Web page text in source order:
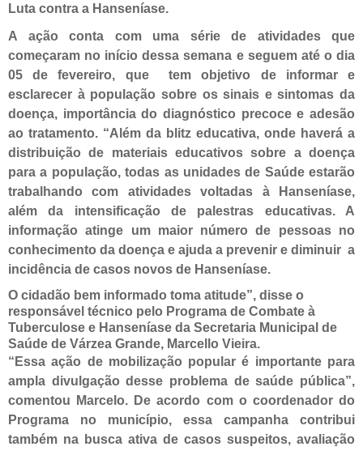
Luta contra a Hanseníase.
A ação conta com uma série de atividades que
começaram no início dessa semana e seguem até o dia
05 de fevereiro, que tem objetivo de informar e
esclarecer à população sobre os sinais e sintomas da
doença, importância do diagnóstico precoce e adesão
ao tratamento. “Além da blitz educativa, onde haverá a
distribuição de materiais educativos sobre a doença
para a população, todas as unidades de Saúde estarão
trabalhando com atividades voltadas à Hanseníase,
além da intensificação de palestras educativas. A
informação atinge um maior número de pessoas no
conhecimento da doença e ajuda a prevenir e diminuir a
incidência de casos novos de Hanseníase.
O cidadão bem informado toma atitude”, disse o
responsável técnico pelo Programa de Combate à
Tuberculose e Hanseníase da Secretaria Municipal de
Saúde de Várzea Grande, Marcello Vieira.
“Essa ação de mobilização popular é importante para
ampla divulgação desse problema de saúde pública”,
comentou Marcelo. De acordo com o coordenador do
Programa no município, essa campanha contribui
também na busca ativa de casos suspeitos, avaliação